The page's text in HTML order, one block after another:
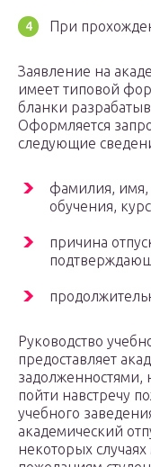
При
Заявление на
имеет типовой
бланки
Оформляется
следующие
фамилия, имя,
обучения,
причина
Руководство
предоставляет
задолженностями,
пойти навстречу
учебного
академический
некоторых